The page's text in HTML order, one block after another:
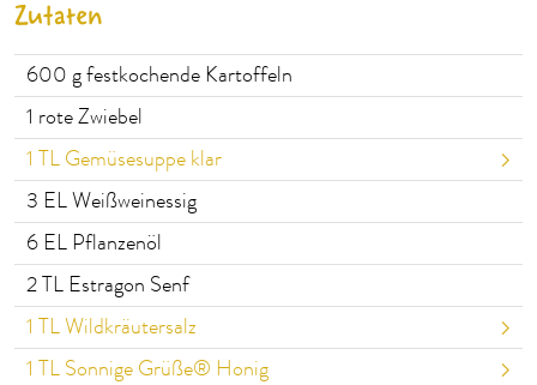
Zutaten
600 g festkochende Kartoffeln
1 rote Zwiebel
1 TL Gemüsesuppe klar
3 EL Weißweinessig
6 EL Pflanzenöl
2TL Estragon Senf
1 TL Wildkräutersalz
1 TL Sonnige Grüße® Honig